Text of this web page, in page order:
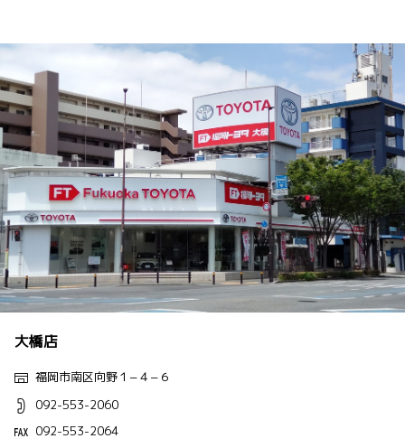
大橋店
福岡市南区向野１−４−６
092-553-2060
092-553-2064